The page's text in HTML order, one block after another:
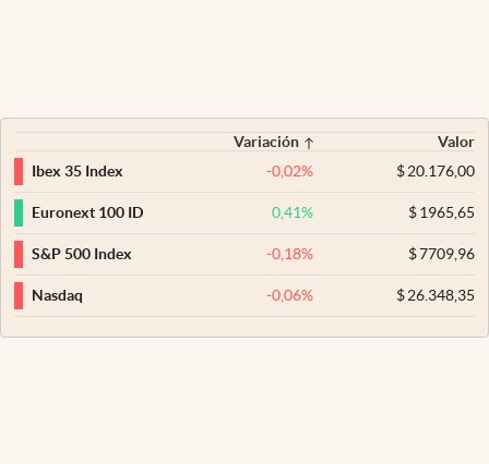
Variación
Valor
Ibex 35 Index
-0,02% $20.176,00
Euronext 100 ID 0,41% $1965,65
S&P 500 Index -0,18% $7709,96
Nasdaq -0,06% $26.348,35